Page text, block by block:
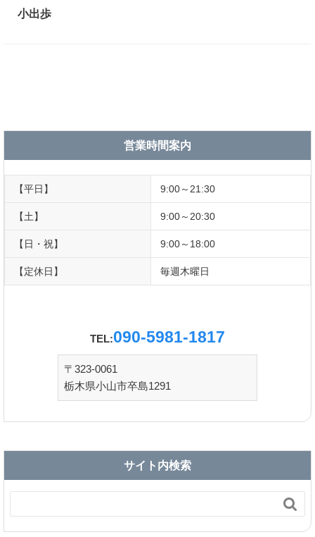
小出歩
営業時間案内
【平日】 9:00～21:30
【土】 9:00～20:30
【日・祝】 9:00～18:00
【定休日】 毎週木曜日
TEL:090-5981-1817
〒323-0061
栃木県小山市卒島1291
サイト内検索
